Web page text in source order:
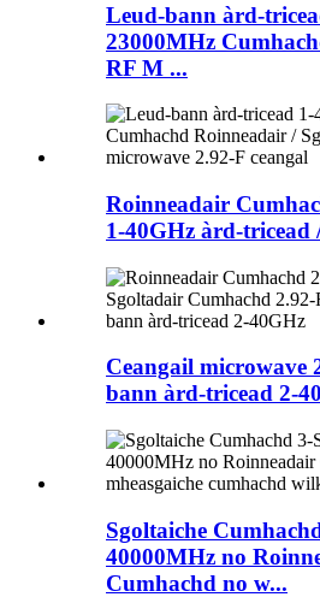
Leud-bann àrd-
23000MHz
RF M ...
Roinneadair
1-40GHz àrd-tricead
Ceangail microwave
bann àrd-tricead 2-
Sgoltaiche
40000MHz no
Cumhachd no w...